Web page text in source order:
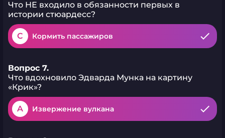
Что НЕ входило в обязанности первых в
истории стюардесс?
C Кормить пассажиров
Вопрос 7.
Что вдохновило Эдварда Мунка на картину
«Крик»?
A Извержение вулкана